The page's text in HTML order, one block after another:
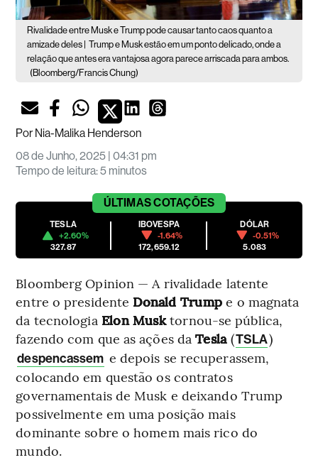
Rivalidade entre Musk e Trump pode causar tanto caos quanto a
amizade deles |
Trump e Musk estão em um ponto delicado, onde a
relação que antes era vantajosa agora parece arriscada para ambos.
(Bloomberg/Francis Chung)
PorNia-Malika Henderson
08 de Junho, 2025 | 04:31 pm
Tempo de leitura:5 minutos
ÚLTIMASCOTAÇÕES
TESLA
+2.60%
327.87
IBOVESPA
-1.64%
172,659.12
DÓLAR
-0.51%
5.083
Bloomberg Opinion — A rivalidade latente
entre o presidente Donald Trumpe o magnata
da tecnologia Elon Musktornou-se pública,
fazendo com que as ações daTesla (TSLA)
despencassem e depois se recuperassem,
colocando em questão os contratos
governamentais de Musk e deixando Trump
possivelmente em uma posição mais
dominante sobre o homem mais rico do
mundo.